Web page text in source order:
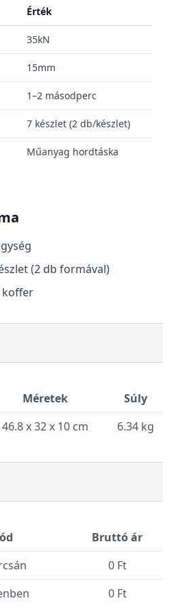
Érték
35kN
15mm
1–2 másodperc
7 készlet (2 db/készlet)
Műanyag hordtáska
(2 db formával)
koffer
Méretek
Súly
46.8 x 32 x 10 cm 6.34 kg
Bruttó ár
0 Ft
0 Ft